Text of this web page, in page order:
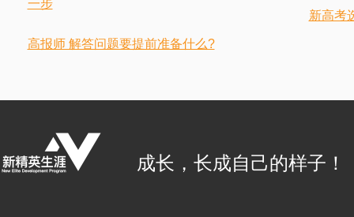
一步
新高考
高报师 解答问题要提前准备什么?
成长，长成自己的样子！